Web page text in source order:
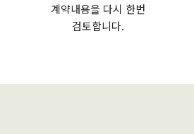
계약내용을 다시 한번
검토합니다.